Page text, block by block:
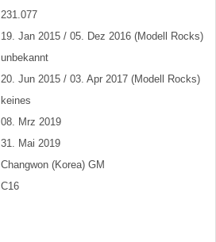
231.077
19. Jan 2015 / 05. Dez 2016 (Modell Rocks)
unbekannt
20. Jun 2015 / 03. Apr 2017 (Modell Rocks)
keines
08. Mrz 2019
31. Mai 2019
Changwon (Korea) GM
C16